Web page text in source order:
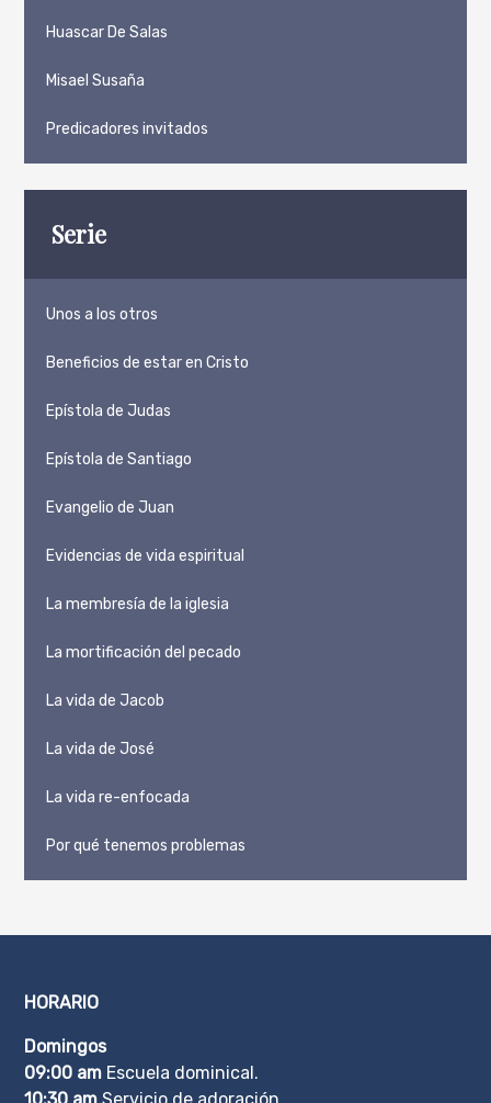
Huascar De Salas
Misael Susaña
Predicadores invitados
Serie
Unos a los otros
Beneficios de estar en Cristo
Epístola de Judas
Epístola de Santiago
Evangelio de Juan
Evidencias de vida espiritual
La membresía de la iglesia
La mortificación del pecado
La vida de Jacob
La vida de José
La vida re-enfocada
Por qué tenemos problemas
HORARIO
Domingos
09:00 am Escuela dominical.